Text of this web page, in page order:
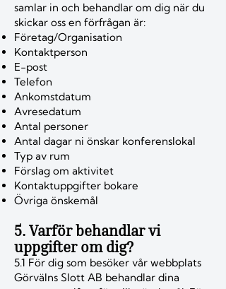
samlar in och behandlar om dig när du
skickar oss en förfrågan är:
Företag/Organisation
Kontaktperson
E-post
Telefon
Ankomstdatum
Avresedatum
Antal personer
Antal dagar ni önskar konferenslokal
Typ av rum
Förslag om aktivitet
Kontaktuppgifter bokare
Övriga önskemål
5. Varför behandlar vi
uppgifter om dig?
5.1 För dig som besöker vår webbplats
Görvälns Slott AB behandlar dina